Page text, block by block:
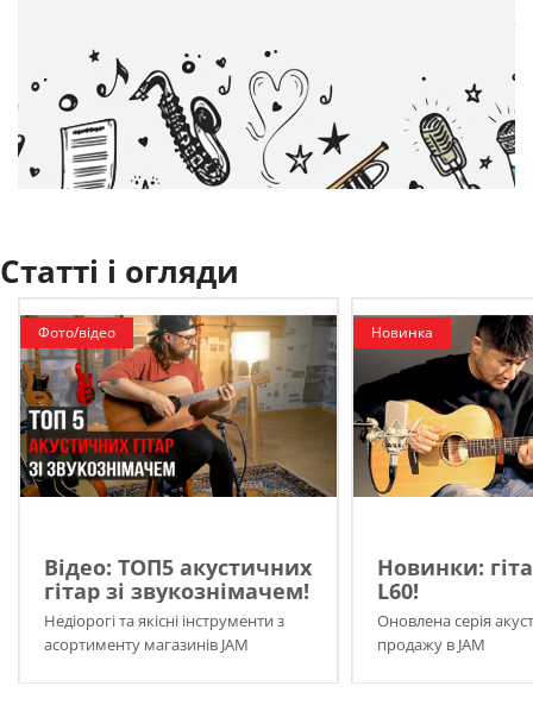
Статті і огляди
Фото/відео
Відео: ТОП5 акустичних
гітар зі звукознімачем!
Недіорогі та якісні інструменти з
асортименту магазинів JAM
Новинка
Новинки:
L60!
Оновлена серія
продажу в JAM